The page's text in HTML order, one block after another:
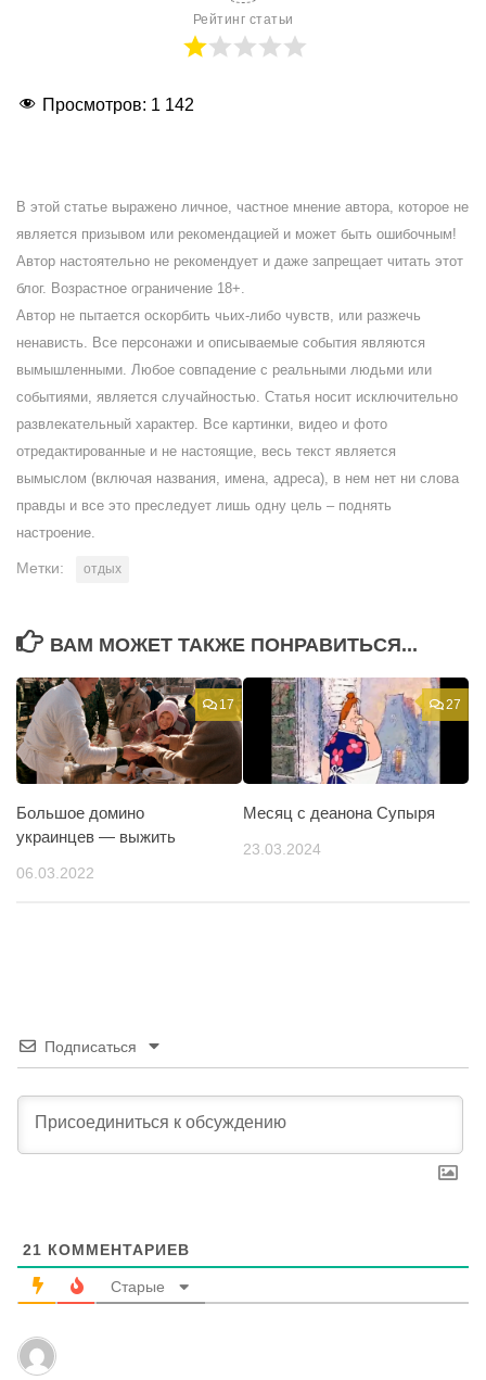
Рейтинг статьи
Просмотров: 1 142
В этой статье выражено личное, частное мнение автора, которое не
является призывом или рекомендацией и может быть ошибочным!
Автор настоятельно не рекомендует и даже запрещает читать этот
блог. Возрастное ограничение 18+.
Автор не пытается оскорбить чьих-либо чувств, или разжечь
ненависть. Все персонажи и описываемые события являются
вымышленными. Любое совпадение с реальными людьми или
событиями, является случайностью. Статья носит исключительно
развлекательный характер. Все картинки, видео и фото
отредактированные и не настоящие, весь текст является
вымыслом (включая названия, имена, адреса), в нем нет ни слова
правды и все это преследует лишь одну цель – поднять
настроение.
Метки: отдых
ВАМ МОЖЕТ ТАКЖЕ ПОНРАВИТЬСЯ...
17
Большое домино
украинцев — выжить
06.03.2022
27
Месяц с деанона Супыря
23.03.2024
Подписаться
21 КОММЕНТАРИЕВ
Старые